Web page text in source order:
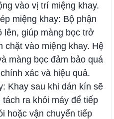
vào vị trí miệng khay.
miệng khay: Bộ phận
lên, giúp màng bọc trở
chặt vào miệng khay. Hệ
màng bọc đảm bảo quá
xác và hiệu quả.
Khay sau khi dán kín sẽ
ra khỏi máy để tiếp
hoặc vận chuyển tiếp